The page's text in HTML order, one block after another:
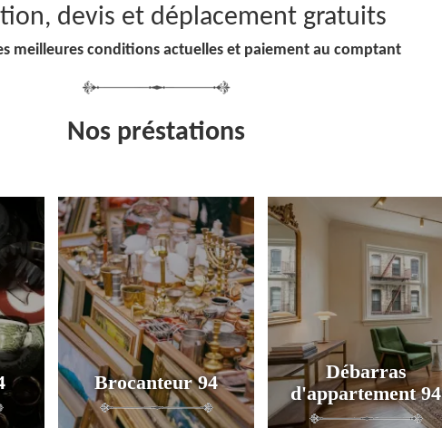
devis et déplacement gratuits
meilleures conditions actuelles et paiement au comptant
Nos préstations
Brocanteur 94
Débarras
d'appartement 94